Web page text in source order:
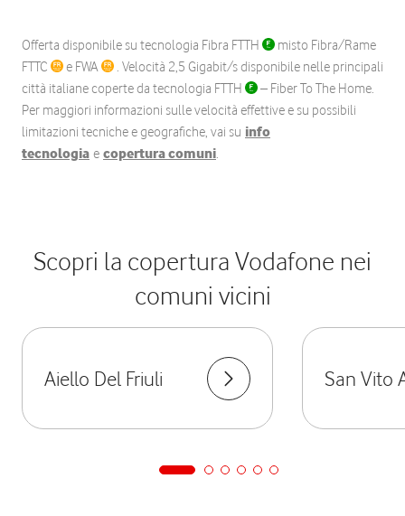
Offerta disponibile su tecnologia Fibra FTTH
misto Fibra/Rame
FTTC
e FWA
. Velocità 2,5 Gigabit/s disponibile nelle principali
città italiane coperte da tecnologia FTTH
– Fiber To The Home.
Per maggiori informazioni sulle velocità effettive e su possibili
limitazioni tecniche e geografiche, vai su info
tecnologia e copertura comuni.
Scopri la copertura Vodafone nei
comuni vicini
Aiello Del Friuli San Vito